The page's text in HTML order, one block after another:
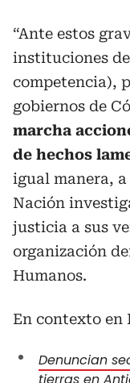
“Ante estos
instituciones
competencia),
gobiernos de
marcha
de hechos
igual manera,
Nación
justicia a sus
organización
Humanos.
En contexto en
Denuncian
tierras en